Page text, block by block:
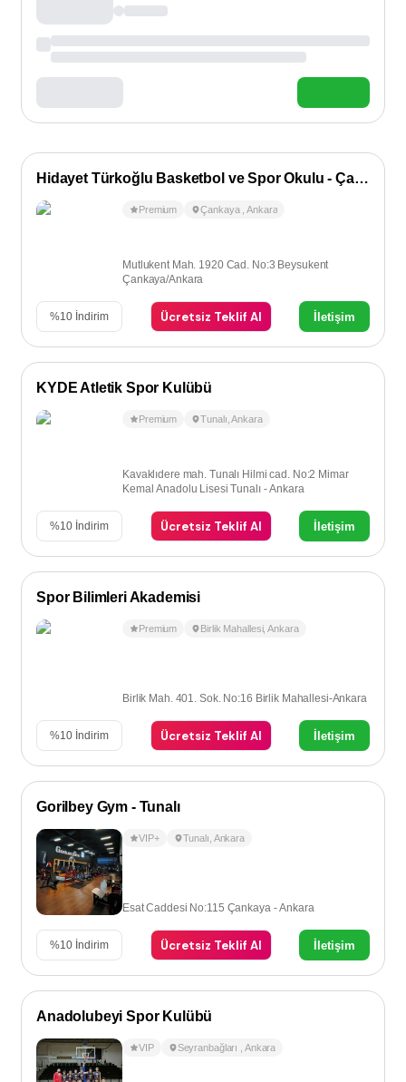
Hidayet Türkoğlu Basketbol ve Spor Okulu - Çankaya
Premium Çankaya ,Ankara
Mutlukent Mah. 1920 Cad. No:3 Beysukent
Çankaya/Ankara
%10 İndirim Ücretsiz Teklif Al İletişim
KYDE Atletik Spor Kulübü
Premium Tunalı ,Ankara
Kavaklıdere mah. Tunalı Hilmi cad. No:2 Mimar
Kemal Anadolu Lisesi Tunalı - Ankara
%10 İndirim Ücretsiz Teklif Al İletişim
Spor Bilimleri Akademisi
Premium Birlik Mahallesi,Ankara
Birlik Mah. 401. Sok. No:16 Birlik Mahallesi-Ankara
%10 İndirim Ücretsiz Teklif Al İletişim
Gorilbey Gym - Tunalı
VIP+ Tunalı Ankara
Esat Caddesi No:115 Çankaya - Ankara
%10 İndirim Ücretsiz Teklif Al İletişim
Anadolubeyi Spor Kulübü
VIP Seyranbağları Ankara